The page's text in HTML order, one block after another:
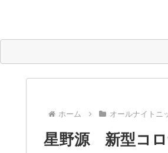
ホーム オールナイトニ
星野源 新型コロ